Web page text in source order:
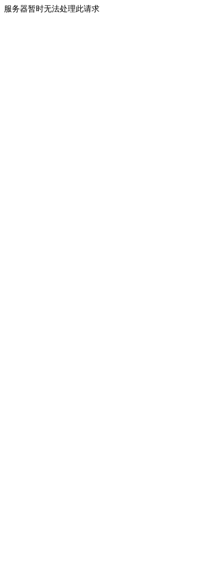
服务器暂时无法处理此请求